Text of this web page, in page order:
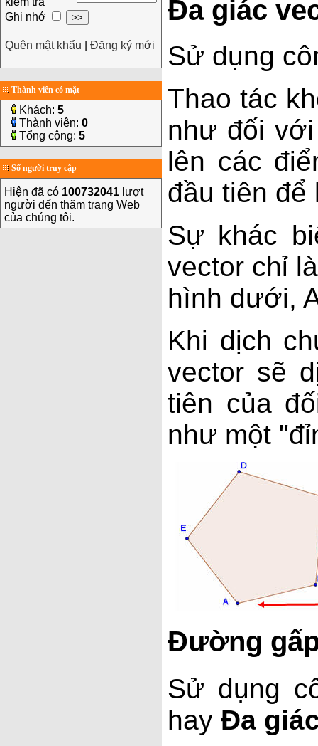
Ghi nhớ
Quên mật khẩu Đăng ký mới
Thành viên có mặt
Khách: 5
Thành viên: 0
Tổng cộng: 5
Số người truy cập
Hiện đã có 100732041 lượt
người đến thăm trang Web
của chúng tôi.
Đa giác
Sử dụng
Thao tác
như đối
lên các
đầu tiên để
Sự khác
vector chỉ
hình dưới,
Khi dịch
vector sẽ
tiên của
như một
Đường
Sử dụng
hay Đa